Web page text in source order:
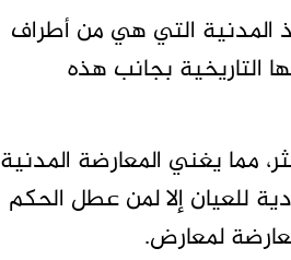
المدنية التي هي من أطراف
وقفتها التاريخية بجانب هذه
مما يغني المعارضة المدنية
للعيان إلا لمن عطل الحكم
لمعارض.